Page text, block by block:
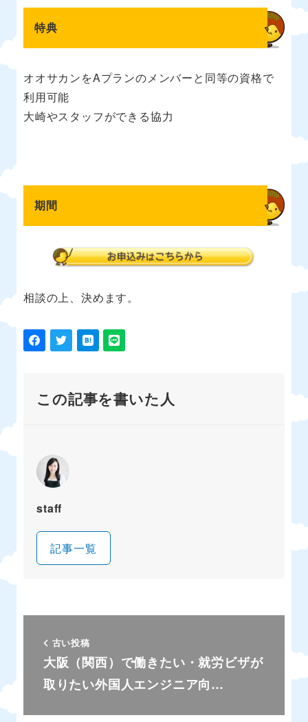
特典
オオサカンをAプランのメンバーと同等の資格で
利用可能
大崎やスタッフができる協力
期間
相談の上、決めます。
この記事を書いた人
staff
記事一覧
古い投稿
大阪（関西）で働きたい・就労ビザが
取りたい外国人エンジニア向…